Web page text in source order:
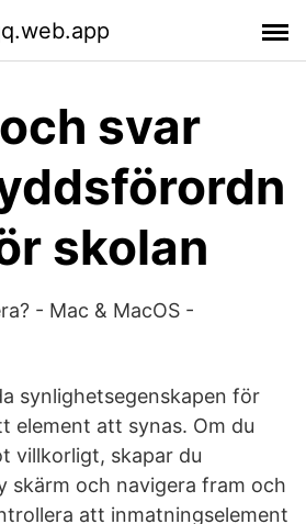
svar
skolan
- Mac & MacOS -
synlighetsegenskapen för
element att synas. Om du
villkorligt, skapar du
skärm och navigera fram och
att inmatningselement